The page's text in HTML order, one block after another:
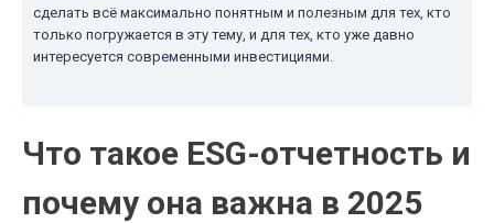
сделать всё максимально понятным и полезным для тех, кто
только погружается в эту тему, и для тех, кто уже давно
интересуется современными инвестициями.
Что такое ESG-отчетность и
почему она важна в 2025